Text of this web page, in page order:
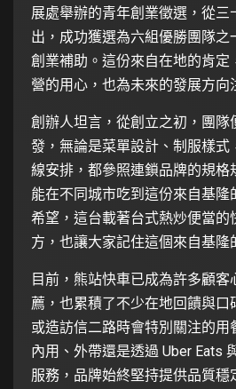
展處舉辦的青年創業徵選，從三
出，成功獲選為六組優勝團隊之
創業補助。這份來自在地的肯定
營的用心，也為未來的發展方向
創辦人坦言，從創立之初，團隊
發，無論是菜單設計、制服樣式
線安排，都參照連鎖品牌的規格
能在不同城市吃到這份來自基隆
希望，這台載著台式熱炒便當的
方，也讓大家記住這個來自基隆
目前，熊站快車已成為許多顧客
薦，也累積了不少在地回饋與口
或造訪信二路時會特別關注的用
內用、外帶還是透過 Uber Eats
服務，品牌始終堅持提供品質穩